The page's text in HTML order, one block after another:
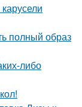
полный образ
либо